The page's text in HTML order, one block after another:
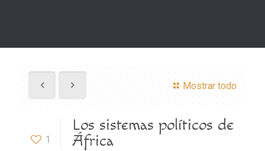
Mostrar todo
1
Los sistemas políticos de
África